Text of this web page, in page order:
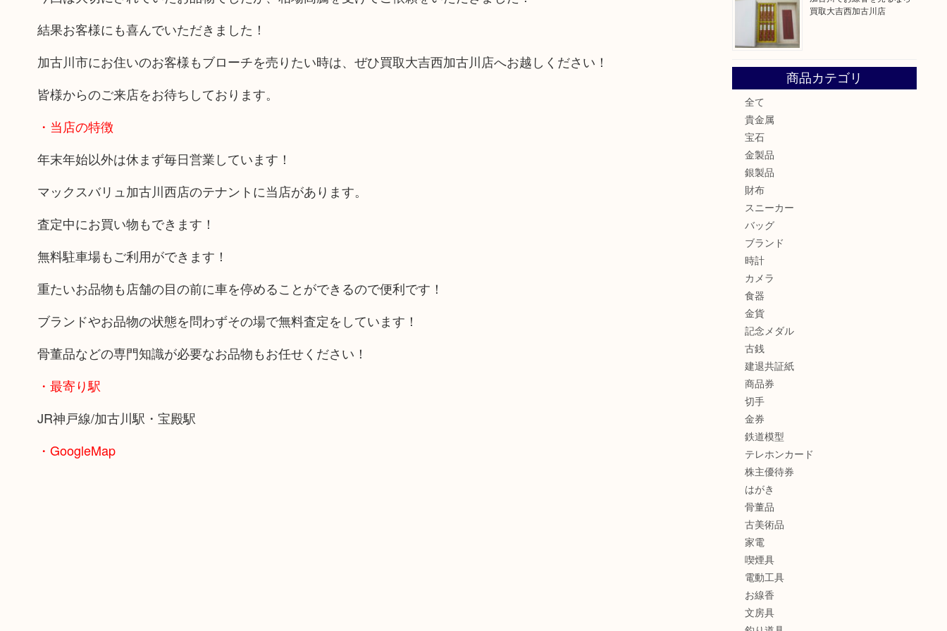
結果お客様にも喜んでいただきました！
加古川市にお住いのお客様もブローチを売りたい時は、ぜひ買取大吉西加古川店へお越しください！
皆様からのご来店をお待ちしております。
・当店の特徴
年末年始以外は休まず毎日営業しています！
マックスバリュ加古川西店のテナントに当店があります。
査定中にお買い物もできます！
無料駐車場もご利用ができます！
重たいお品物も店舗の目の前に車を停めることができるので便利です！
ブランドやお品物の状態を問わずその場で無料査定をしています！
骨董品などの専門知識が必要なお品物もお任せください！
・最寄り駅
JR神戸線/加古川駅・宝殿駅
・GoogleMap
買取大吉西加古川店
商品カテゴリ
全て
貴金属
宝石
金製品
銀製品
財布
スニーカー
バッグ
ブランド
時計
カメラ
食器
金貨
記念メダル
古銭
建退共証紙
商品券
切手
金券
鉄道模型
テレホンカード
株主優待券
はがき
骨董品
古美術品
家電
喫煙具
電動工具
お線香
文房具